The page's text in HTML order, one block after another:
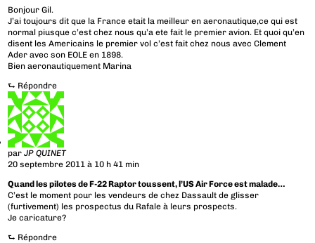
Bonjour Gil.
J’ai toujours dit que la France etait la meilleur en aeronautique,ce qui est
normal piusque c’est chez nous qu’a ete fait le premier avion. Et quoi qu’en
disent les Americains le premier vol c’est fait chez nous avec Clement
Ader avec son EOLE en 1898.
Bien aeronautiquement Marina
⮑ Répondre
parJP QUINET
20 septembre 2011 à 10 h 41 min
Quand les pilotes de F-22 Raptor toussent, l’US Air Force est malade…
C’est le moment pour les vendeurs de chez Dassault de glisser
(furtivement) les prospectus du Rafale à leurs prospects.
Je caricature?
⮑ Répondre